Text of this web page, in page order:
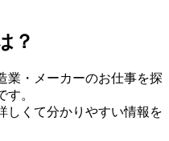
？
業・メーカーのお仕事を探
。
しくて分かりやすい情報を